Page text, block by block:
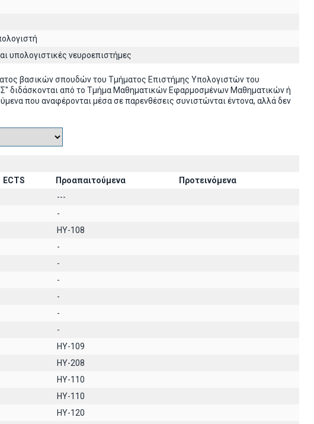
υπολογιστικές νευροεπιστήμες
βασικών σπουδών του Τμήματος Επιστήμης Υπολογιστών του
διδάσκονται από το Τμήμα Μαθηματικών Εφαρμοσμένων Μαθηματικών ή
που αναφέρονται μέσα σε παρενθέσεις συνιστώνται έντονα, αλλά δεν
ECTS Προαπαιτούμενα
Προτεινόμενα
---
-
HY-108
-
-
-
-
-
-
HY-109
HY-208
ΗΥ-110
ΗΥ-110
HY-120